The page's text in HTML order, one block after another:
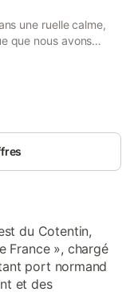
une ruelle calme,
que nous avons
et charmante. La
Au RDC: -
équipée, avec un
de douche
A l'étage: - un
avec 2 lits
et ensoleillé. Salon
Linge de maison
de toilette et
110€
du Cotentin,
France », chargé
port normand
et des